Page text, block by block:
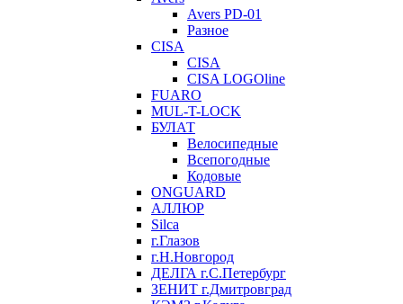
Avers PD-01
Разное
CISA
CISA
CISA LOGOline
FUARO
MUL-T-LOCK
БУЛАТ
Велосипедные
Всепогодные
Кодовые
ONGUARD
АЛЛЮР
Silca
г.Глазов
г.Н.Новгород
ДЕЛГА г.С.Петербург
ЗЕНИТ г.Дмитровград